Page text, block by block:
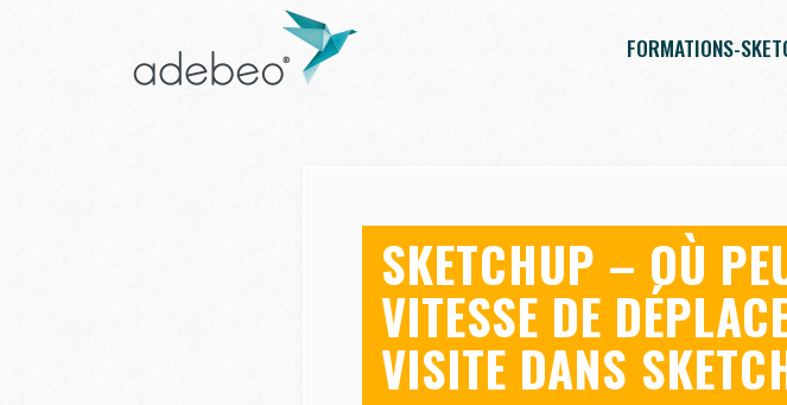
FORMATIONS-
SKETCHUP – OÙ
VITESSE DE
VISITE DANS